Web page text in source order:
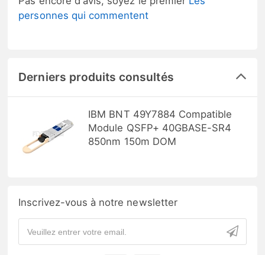
personnes qui commentent
Derniers produits consultés
IBM BNT 49Y7884 Compatible
Module QSFP+ 40GBASE-SR4
850nm 150m DOM
Inscrivez-vous à notre newsletter